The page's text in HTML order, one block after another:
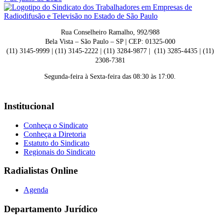
Rua Conselheiro Ramalho, 992/988
Bela Vista – São Paulo – SP | CEP: 01325-000
(11) 3145-9999 | (11) 3145-2222 | (11) 3284-9877 | (11) 3285-4435 | (11)
2308-7381
Segunda-feira à Sexta-feira das 08:30 às 17:00.
Institucional
Conheça o Sindicato
Conheça a Diretoria
Estatuto do Sindicato
Regionais do Sindicato
Radialistas Online
Agenda
Departamento Jurídico